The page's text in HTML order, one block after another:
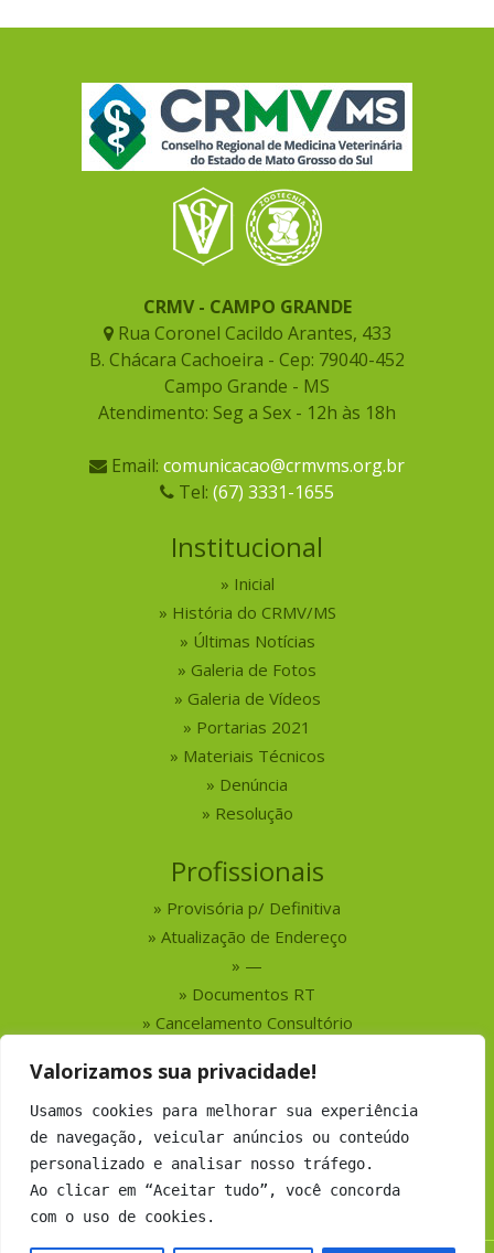
Valorizamos sua privacidade!
Usamos cookies para melhorar sua experiência
de navegação, veicular anúncios ou conteúdo
personalizado e analisar nosso tráfego.
Ao clicar em “Aceitar tudo”, você concorda
com o uso de cookies.
CRMV - CAMPO GRANDE
Rua Coronel Cacildo Arantes, 433
B. Chácara Cachoeira - Cep: 79040-452
Campo Grande - MS
Atendimento: Seg a Sex - 12h às 18h
Email: comunicacao@crmvms.org.br
Tel: (67) 3331-1655
Institucional
Inicial
História do CRMV/MS
Últimas Notícias
Galeria de Fotos
Galeria de Vídeos
Portarias 2021
Materiais Técnicos
Denúncia
Resolução
Profissionais
Provisória p/ Definitiva
Atualização de Endereço
—
Documentos RT
Cancelamento Consultório
Serviços
Busca por Profissionais
Busca por Empresas
Números do CRMV-MS